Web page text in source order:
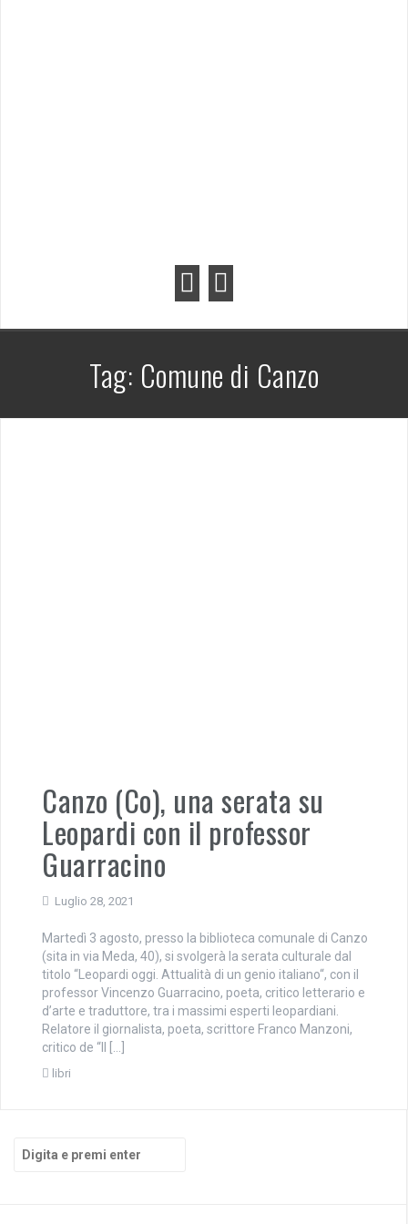
Tag: Comune di Canzo
Canzo (Co), una serata su
Leopardi con il professor
Guarracino
Luglio 28, 2021
Martedì 3 agosto, presso la biblioteca comunale di Canzo
(sita in via Meda, 40), si svolgerà la serata culturale dal
titolo “Leopardi oggi. Attualità di un genio italiano“, con il
professor Vincenzo Guarracino, poeta, critico letterario e
d’arte e traduttore, tra i massimi esperti leopardiani.
Relatore il giornalista, poeta, scrittore Franco Manzoni,
critico de “Il […]
libri